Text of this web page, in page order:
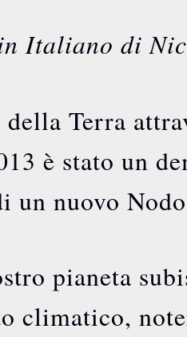
Italiano di
della Terra
è stato un
un nuovo
pianeta
climatico,